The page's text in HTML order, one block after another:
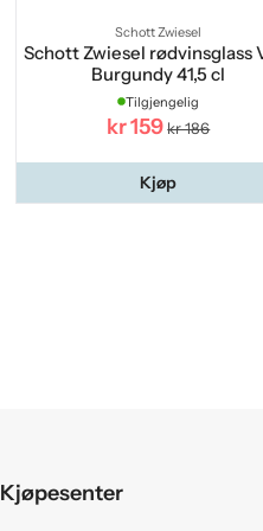
Schott Zwiesel
Schott Zwiesel rødvinsglass
Burgundy 41,5 cl
Tilgjengelig
kr 159 kr 186
Kjøp
Kjøpesenter